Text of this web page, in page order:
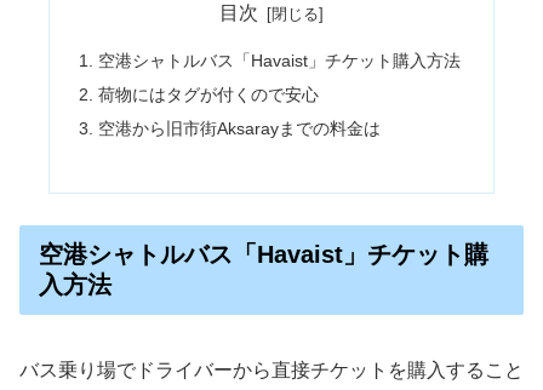
目次
空港シャトルバス「Havaist」チケット購入方法
荷物にはタグが付くので安心
空港から旧市街Aksarayまでの料金は
空港シャトルバス「Havaist」チケット購
入方法
バス乗り場でドライバーから直接チケットを購入すること